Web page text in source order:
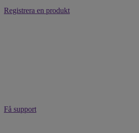
Registrera en produkt
Få support